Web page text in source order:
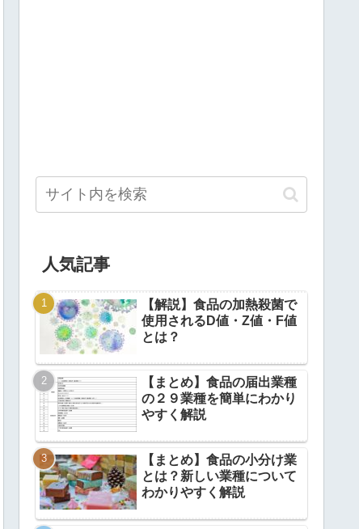
人気記事
【解説】食品の加熱殺菌で
使用されるD値・Z値・F値
とは？
【まとめ】食品の届出業種
の２９業種を簡単にわかり
やすく解説
【まとめ】食品の小分け業
とは？新しい業種について
わかりやすく解説